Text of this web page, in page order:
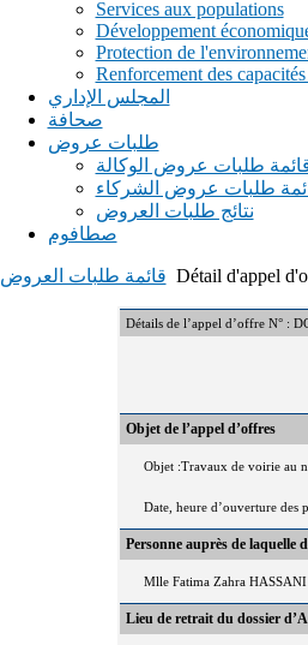
Services aux populations
Développement
Protection de
Renforcement des
المجلس الإداري
صحافة
طلبات عروض
طلبات عروض الوكالة
طلبات عروض الشركاء
نتائج طلبات العروض
صطافوم
قائمة طلبات العروض Détail d'appel
Détails de l’appel d’offre N° :
Objet de l’appel d’offres
Objet :Travaux de voirie au
Date, heure d’ouverture des
Personne auprès de laquelle
Mlle Fatima Zahra
Lieu de retrait du dossier